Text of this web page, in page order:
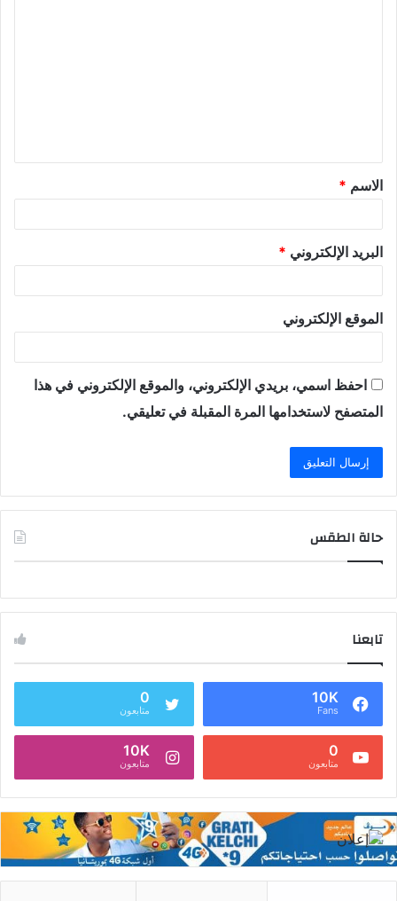
ق
*
الاسم *
البريد الإلكتروني *
الموقع الإلكتروني
احفظ اسمي، بريدي الإلكتروني، والموقع الإلكتروني في هذا
المتصفح لاستخدامها المرة المقبلة في تعليقي.
حالة الطقس
تابعنا
10K
Fans
0
متابعون
0
متابعون
10K
متابعون